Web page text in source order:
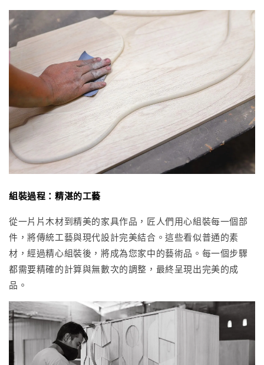
組裝過程：精湛的工藝
從一片片木材到精美的家具作品，匠人們用心組裝每一個部
件，將傳統工藝與現代設計完美結合。這些看似普通的素
材，經過精心組裝後，將成為您家中的藝術品。每一個步驟
都需要精確的計算與無數次的調整，最終呈現出完美的成
品。